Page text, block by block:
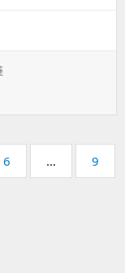
页
码：
6 …
页
码：
9